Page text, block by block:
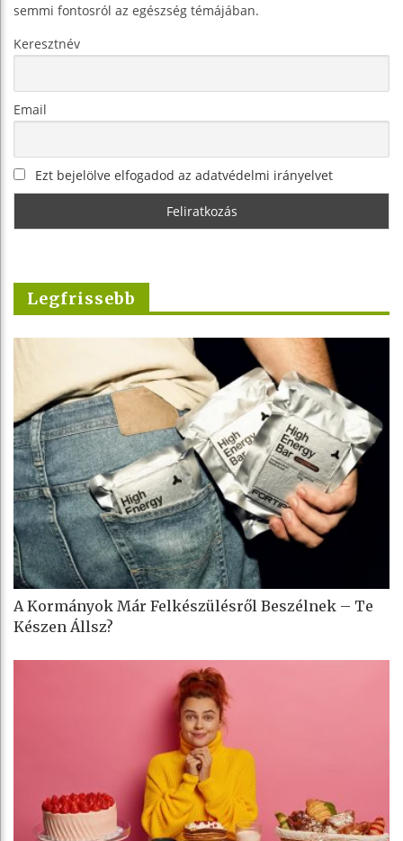
semmi fontosról az egészség témájában.
Keresztnév
Email
Ezt bejelölve elfogadod az adatvédelmi irányelvet
Legfrissebb
A Kormányok Már Felkészülésről Beszélnek – Te
Készen Állsz?